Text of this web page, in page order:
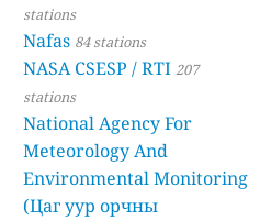
stations
Nafas 84 stations
NASA CSESP / RTI 207
stations
National Agency For
Meteorology And
Environmental Monitoring
(Цаг уур орчны